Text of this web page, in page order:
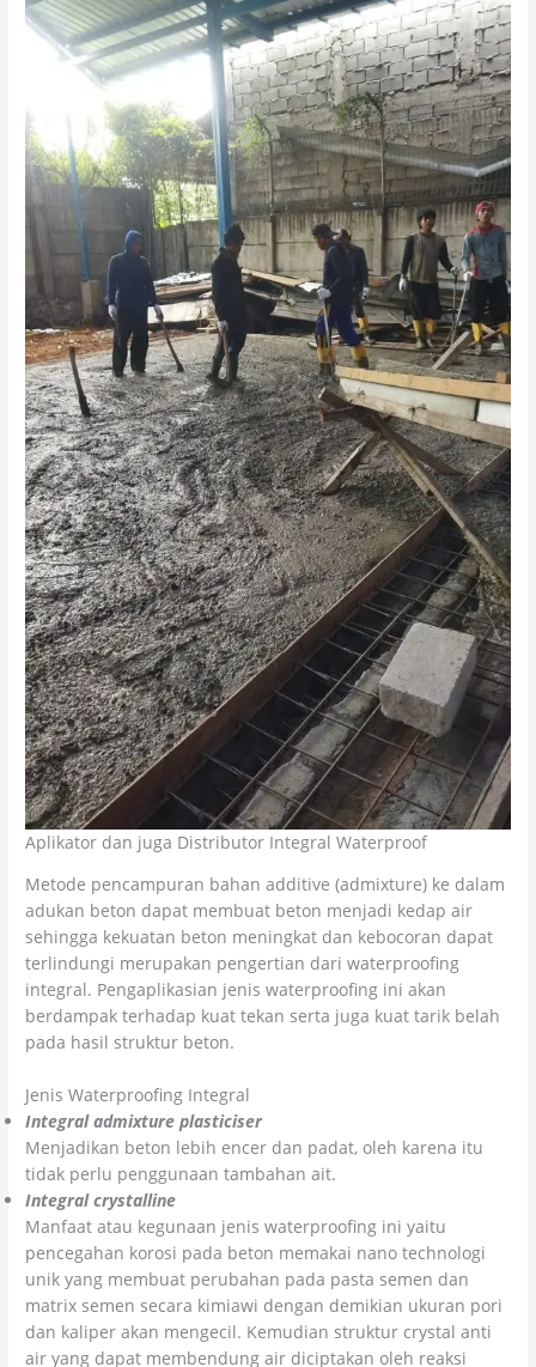
Aplikator dan juga Distributor Integral Waterproof
Metode pencampuran bahan additive (admixture) ke dalam
adukan beton dapat membuat beton menjadi kedap air
sehingga kekuatan beton meningkat dan kebocoran dapat
terlindungi merupakan pengertian dari waterproofing
integral. Pengaplikasian jenis waterproofing ini akan
berdampak terhadap kuat tekan serta juga kuat tarik belah
pada hasil struktur beton.
Jenis Waterproofing Integral
Integral admixture plasticiser
Menjadikan beton lebih encer dan padat, oleh karena itu
tidak perlu penggunaan tambahan ait.
Integral crystalline
Manfaat atau kegunaan jenis waterproofing ini yaitu
pencegahan korosi pada beton memakai nano technologi
unik yang membuat perubahan pada pasta semen dan
matrix semen secara kimiawi dengan demikian ukuran pori
dan kaliper akan mengecil. Kemudian struktur crystal anti
air yang dapat membendung air diciptakan oleh reaksi